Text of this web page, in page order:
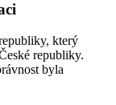
který
republiky.
byla